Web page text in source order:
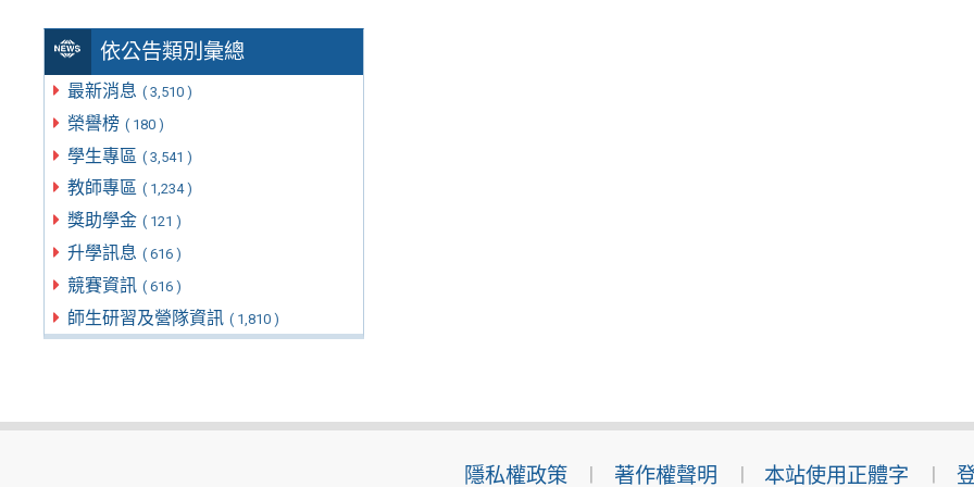
依公告類別彙總
最新消息 ( 3,510 )
榮譽榜 ( 180 )
學生專區 ( 3,541 )
教師專區 ( 1,234 )
獎助學金 ( 121 )
升學訊息 ( 616 )
競賽資訊 ( 616 )
師生研習及營隊資訊 ( 1,810 )
隱私權政策 著作權聲明 本站使用正體字